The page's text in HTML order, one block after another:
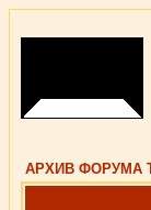
АРХИВ ФОРУМА